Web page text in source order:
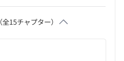
全15チャプター）